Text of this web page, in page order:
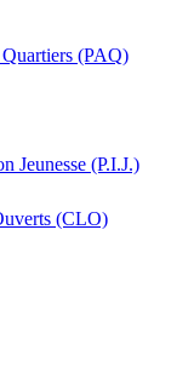
(PAQ)
Jeunesse (P.I.J.)
(CLO)